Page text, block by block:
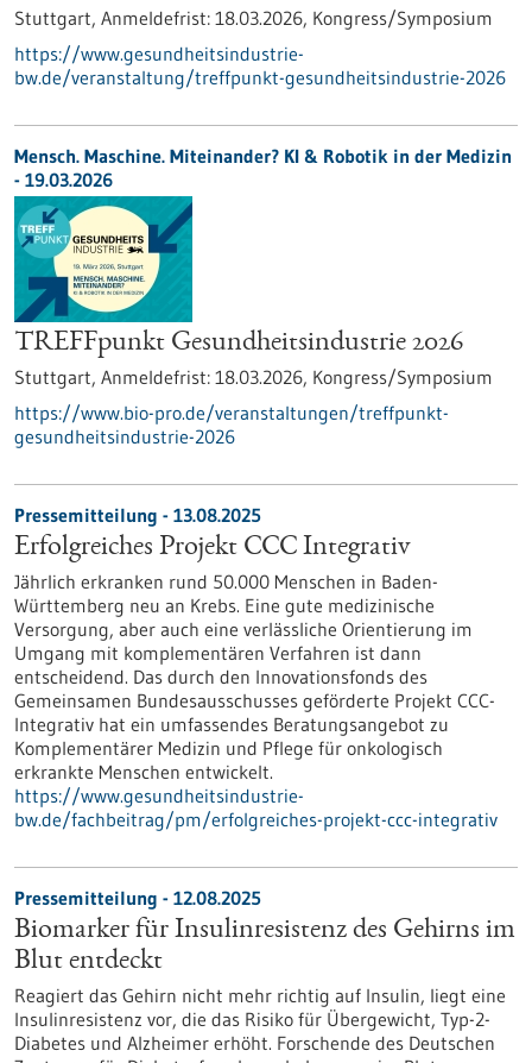
Stuttgart, Anmeldefrist: 18.03.2026, Kongress/Symposium
https://www.gesundheitsindustrie-
bw.de/veranstaltung/treffpunkt-gesundheitsindustrie-2026
Mensch. Maschine. Miteinander? KI & Robotik in der Medizin
- 19.03.2026
TREFFpunkt Gesundheitsindustrie 2026
Stuttgart, Anmeldefrist: 18.03.2026, Kongress/Symposium
https://www.bio-pro.de/veranstaltungen/treffpunkt-
gesundheitsindustrie-2026
Pressemitteilung - 13.08.2025
Erfolgreiches Projekt CCC Integrativ
Jährlich erkranken rund 50.000 Menschen in Baden-
Württemberg neu an Krebs. Eine gute medizinische
Versorgung, aber auch eine verlässliche Orientierung im
Umgang mit komplementären Verfahren ist dann
entscheidend. Das durch den Innovationsfonds des
Gemeinsamen Bundesausschusses geförderte Projekt CCC-
Integrativ hat ein umfassendes Beratungsangebot zu
Komplementärer Medizin und Pflege für onkologisch
erkrankte Menschen entwickelt.
https://www.gesundheitsindustrie-
bw.de/fachbeitrag/pm/erfolgreiches-projekt-ccc-integrativ
Pressemitteilung - 12.08.2025
Biomarker für Insulinresistenz des Gehirns im
Blut entdeckt
Reagiert das Gehirn nicht mehr richtig auf Insulin, liegt eine
Insulinresistenz vor, die das Risiko für Übergewicht, Typ-2-
Diabetes und Alzheimer erhöht. Forschende des Deutschen